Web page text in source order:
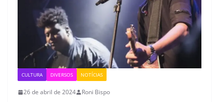
CULTURA DIVERSOS NOTÍCIAS
26 de abril de 2024 Roni Bispo